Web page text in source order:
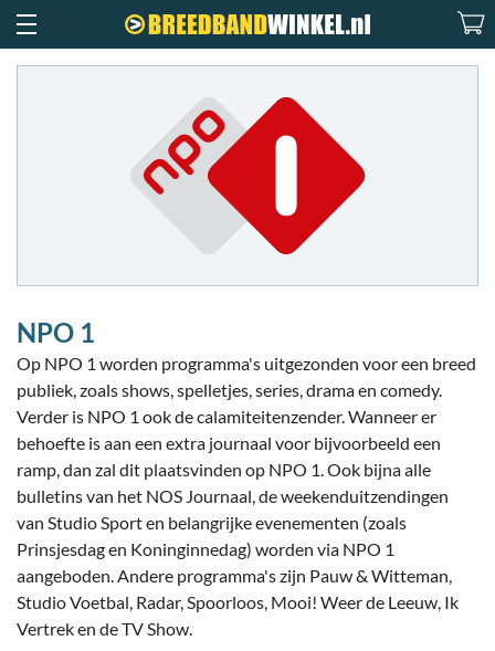
NPO 1
Op NPO 1 worden programma's uitgezonden voor een breed
publiek, zoals shows, spelletjes, series, drama en comedy.
Verder is NPO 1 ook de calamiteitenzender. Wanneer er
behoefte is aan een extra journaal voor bijvoorbeeld een
ramp, dan zal dit plaatsvinden op NPO 1. Ook bijna alle
bulletins van het NOS Journaal, de weekenduitzendingen
van Studio Sport en belangrijke evenementen (zoals
Prinsjesdag en Koninginnedag) worden via NPO 1
aangeboden. Andere programma's zijn Pauw & Witteman,
Studio Voetbal, Radar, Spoorloos, Mooi! Weer de Leeuw, Ik
Vertrek en de TV Show.